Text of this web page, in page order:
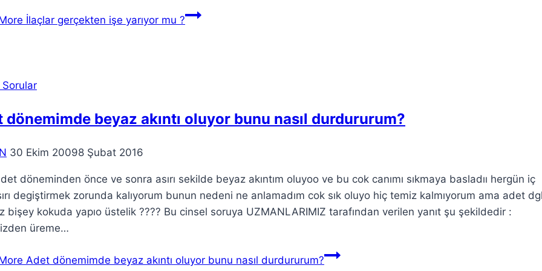
İlaçlar gerçekten işe yarıyor mu ?
dönemimde beyaz akıntı oluyor bunu nasıl durdururum?
30 Ekim 20098 Şubat 2016
döneminden önce ve sonra asırı sekilde beyaz akıntım oluyoo ve bu cok canımı sıkmaya basladıı hergün iç
degiştirmek zorunda kalıyorum bunun nedeni ne anlamadım cok sık oluyo hiç temiz kalmıyorum ama adet
bişey kokuda yapıo üstelik ???? Bu cinsel soruya UZMANLARIMIZ tarafından verilen yanıt şu şekildedir :
üreme…
Adet dönemimde beyaz akıntı oluyor bunu nasıl durdururum?